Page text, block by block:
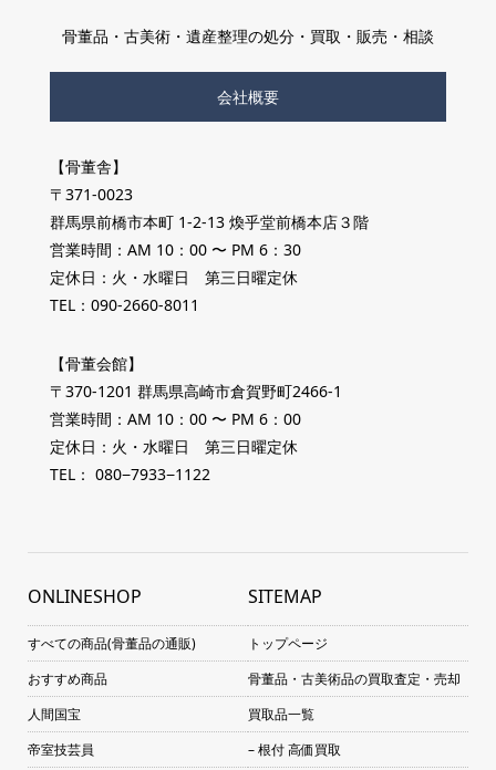
骨董品・古美術・遺産整理の処分・買取・販売・相談
会社概要
【骨董舎】
〒371-0023
群馬県前橋市本町 1-2-13 煥乎堂前橋本店３階
営業時間：AM 10：00 〜 PM 6：30
定休日：火・水曜日 第三日曜定休
TEL：090-2660-8011
【骨董会館】
〒370-1201 群馬県高崎市倉賀野町2466-1
営業時間：AM 10：00 〜 PM 6：00
定休日：火・水曜日 第三日曜定休
TEL： 080−7933−1122
ONLINESHOP
すべての商品(骨董品の通販)
おすすめ商品
人間国宝
帝室技芸員
SITEMAP
トップページ
骨董品・古美術品の買取査定・売却
買取品一覧
– 根付 高価買取